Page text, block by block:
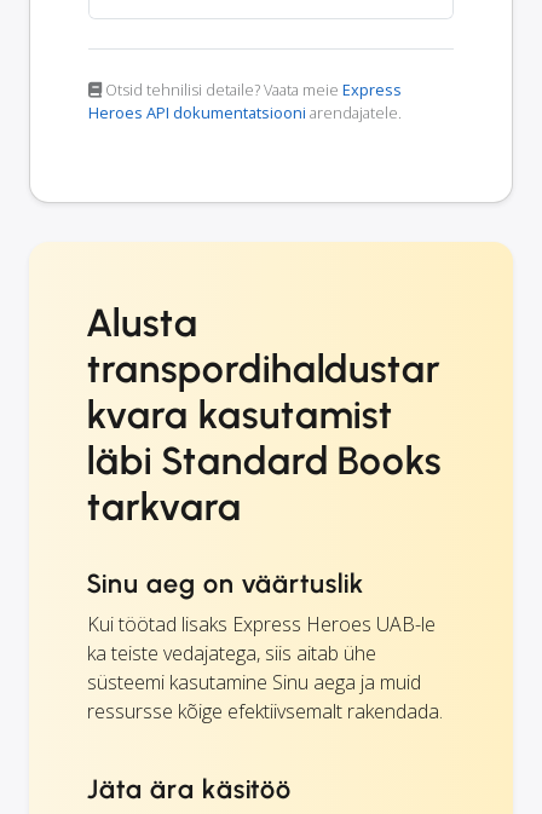
Otsid tehnilisi detaile? Vaata meie Express
Heroes API dokumentatsiooni arendajatele.
Alusta
transpordihaldustar
kvara kasutamist
läbi Standard Books
tarkvara
Sinu aeg on väärtuslik
Kui töötad lisaks Express Heroes UAB-le
ka teiste vedajatega, siis aitab ühe
süsteemi kasutamine Sinu aega ja muid
ressursse kõige efektiivsemalt rakendada.
Jäta ära käsitöö